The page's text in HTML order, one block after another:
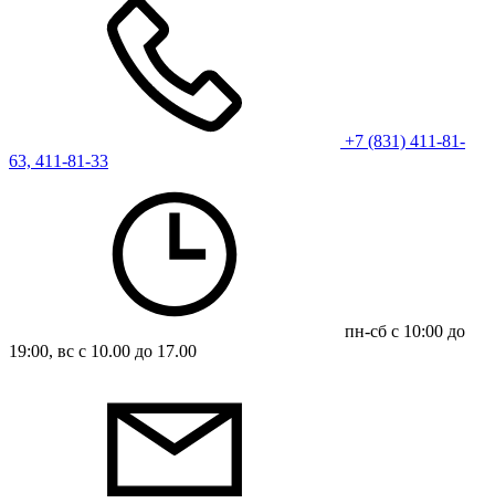
+7 (831) 411-81-
63, 411-81-33
пн-сб с 10:00 до
19:00, вс с 10.00 до 17.00